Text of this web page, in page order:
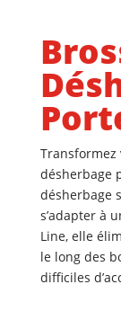
désherbage
désherbage
s’adapter à
Line, elle
le long des
difficiles